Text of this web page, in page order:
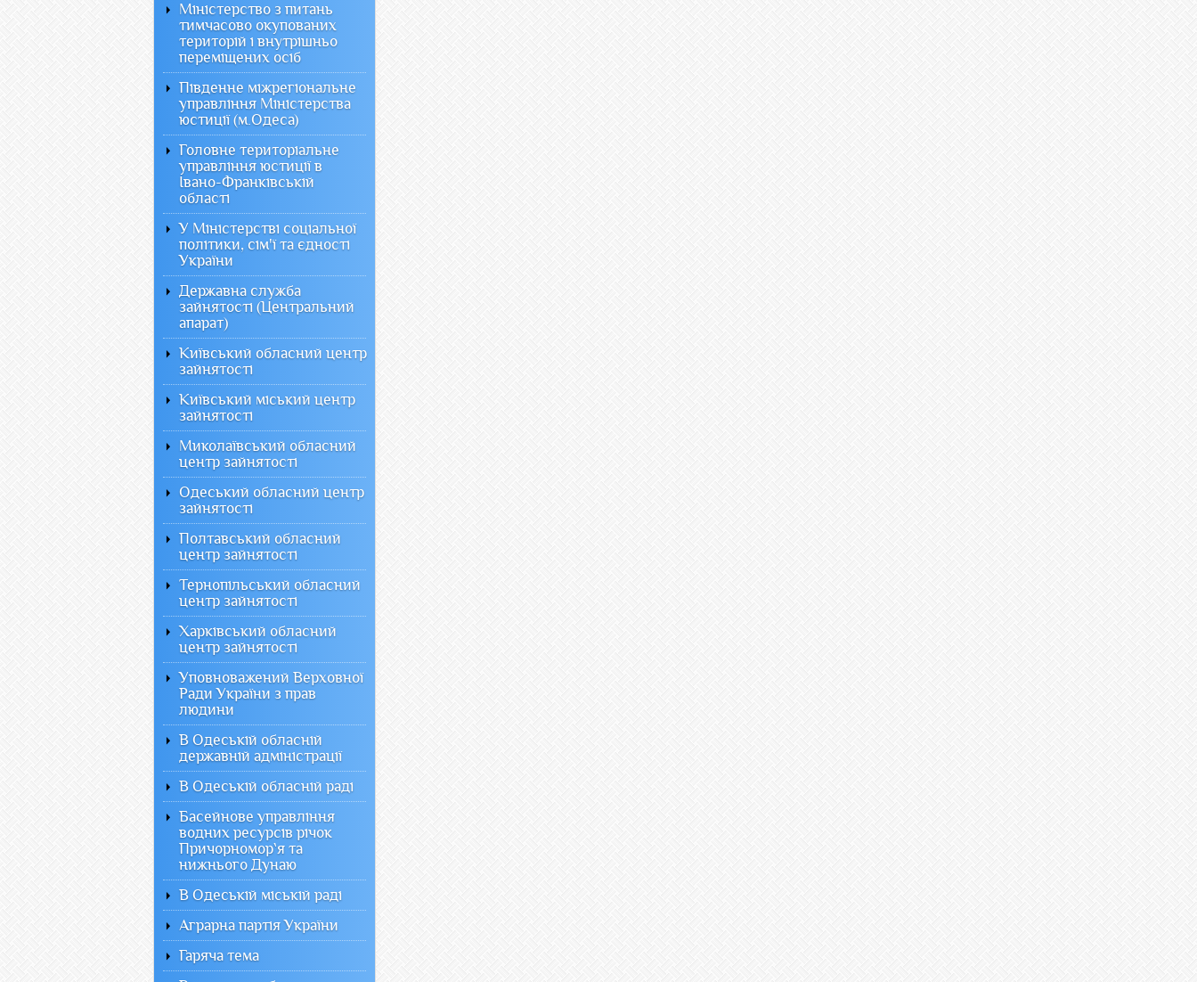
Міністерство з питань
тимчасово окупованих
територій і внутрішньо
переміщених осіб
Південне міжрегіональне
управління Міністерства
юстиції (м.Одеса)
Головне територіальне
управління юстиції в
Івано-Франківській
області
У Міністерстві соціальної
політики, сім'ї та єдності
України
Державна служба
зайнятості (Центральний
апарат)
Київський обласний центр
зайнятості
Київський міський центр
зайнятості
Миколаївський обласний
центр зайнятості
Одеський обласний центр
зайнятості
Полтавський обласний
центр зайнятості
Тернопільський обласний
центр зайнятості
Харківський обласний
центр зайнятості
Уповноважений Верховної
Ради України з прав
людини
В Одеській обласній
державній адміністрації
В Одеській обласній раді
Басейнове управління
водних ресурсів річок
Причорномор`я та
нижнього Дунаю
В Одеській міській раді
Аграрна партія України
Гаряча тема